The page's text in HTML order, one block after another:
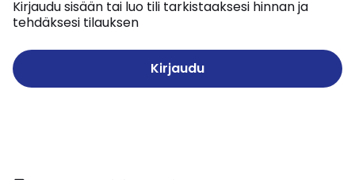
Kirjaudu sisään tai luo tili tarkistaaksesi hinnan ja
tehdäksesi tilauksen
Kirjaudu